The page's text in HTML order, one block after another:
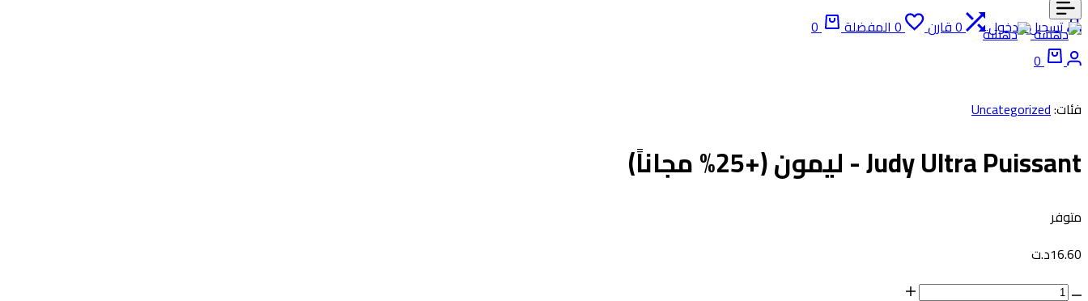
تسجيل الدخول
0قارن 0المفضلة 0السلة
تسجيل
0السلة
فئات:Uncategorized
Judy Ultra Puissant - ليمون (+25% مجاناً)
متوفر
16.60د.ت
كمية